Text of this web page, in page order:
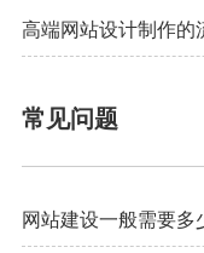
高端网站设计制作的
常见问题
网站建设一般需要多